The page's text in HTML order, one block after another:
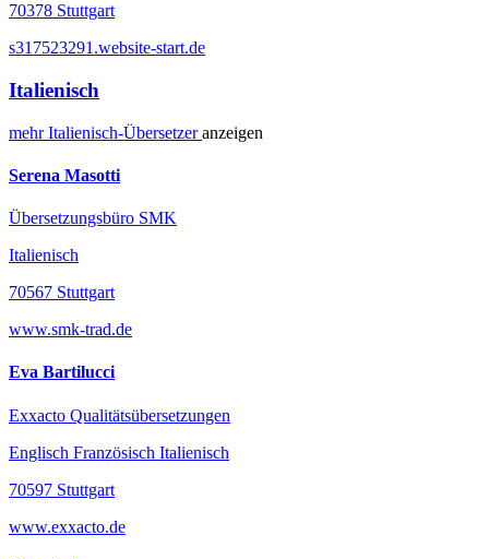
70378 Stuttgart
s317523291.website-start.de
Italienisch
mehrItalienisch-Übersetzeranzeigen
Serena Masotti
Übersetzungsbüro SMK
Italienisch
70567 Stuttgart
www.smk-trad.de
Eva Bartilucci
Exxacto Qualitätsübersetzungen
Englisch Französisch Italienisch
70597 Stuttgart
www.exxacto.de